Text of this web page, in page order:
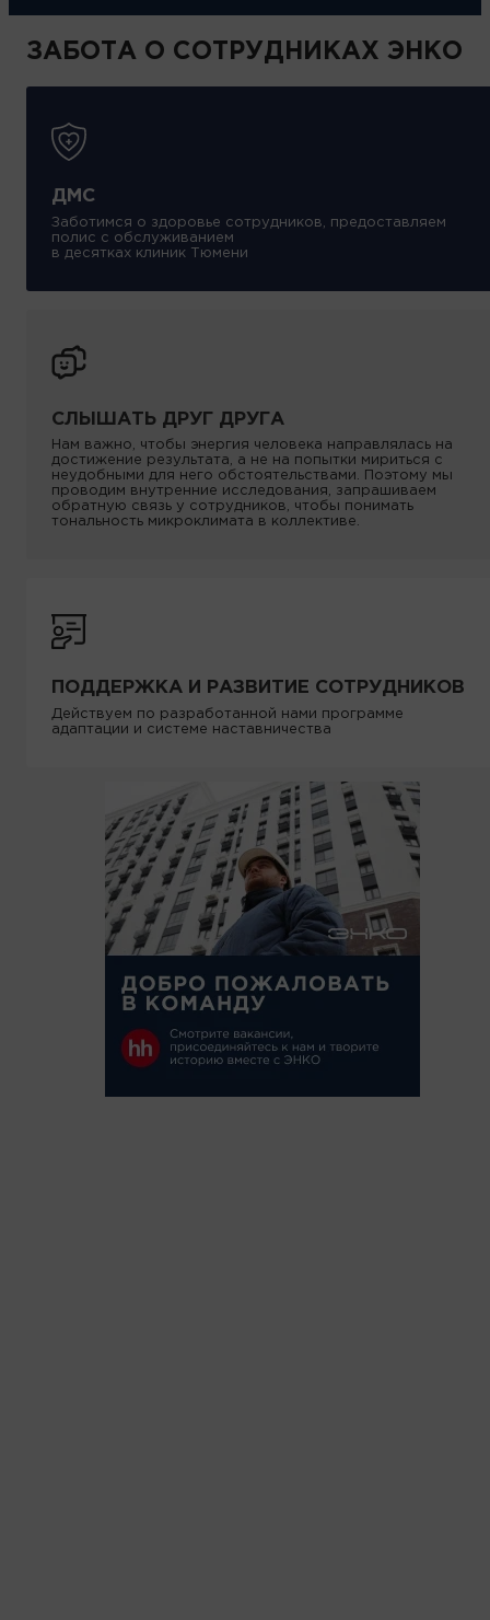
ЗАБОТА О СОТРУДНИКАХ ЭНКО
ДМС
Заботимся о здоровье сотрудников, предоставляем
полис с обслуживанием
в десятках клиник Тюмени
СЛЫШАТЬ ДРУГ ДРУГА
Нам важно, чтобы энергия человека направлялась на
достижение результата, а не на попытки мириться с
неудобными для него обстоятельствами. Поэтому мы
проводим внутренние исследования, запрашиваем
обратную связь у сотрудников, чтобы понимать
тональность микроклимата в коллективе.
ПОДДЕРЖКА И РАЗВИТИЕ СОТРУДНИКОВ
Действуем по разработанной нами программе
адаптации и системе наставничества